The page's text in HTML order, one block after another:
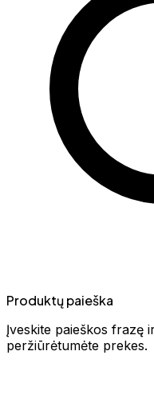
Produktų paieška
Įveskite paieškos frazę
peržiūrėtumėte prekes.